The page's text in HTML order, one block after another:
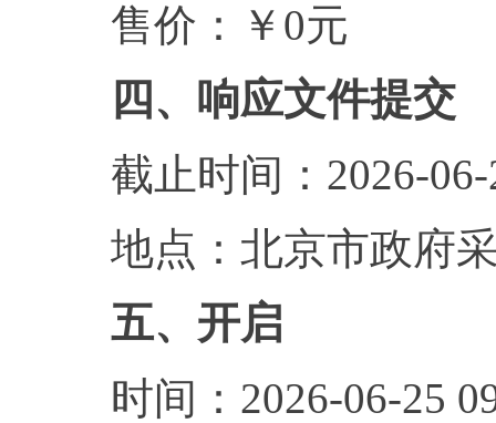
售价：￥0元
四、响应文件提交
截止时间：2026-
地点：北京市政府
五、开启
时间：2026-06-25